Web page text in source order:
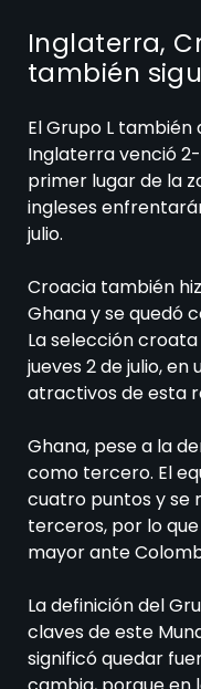
Inglaterra,
también
El Grupo L también
Inglaterra venció
primer lugar de la
ingleses
julio.
Croacia también
Ghana y se quedó
La selección
jueves 2 de julio,
atractivos de esta
Ghana, pese a la
como tercero. El
cuatro puntos y se
terceros, por lo
mayor ante
La definición del
claves de este
significó quedar